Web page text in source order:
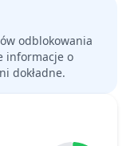
odblokowania
informacje o
dokładne.